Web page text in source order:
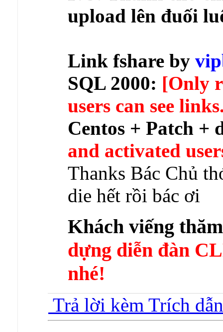
upload lên đuối
Link fshare by
SQL 2000: [Only
users can see
Centos + Patch +
and activated
Thanks Bác Chủ
die hết rồi bác ơi
Khách viếng
dựng diễn đàn
nhé!
Trả lời kèm Trích dẫn